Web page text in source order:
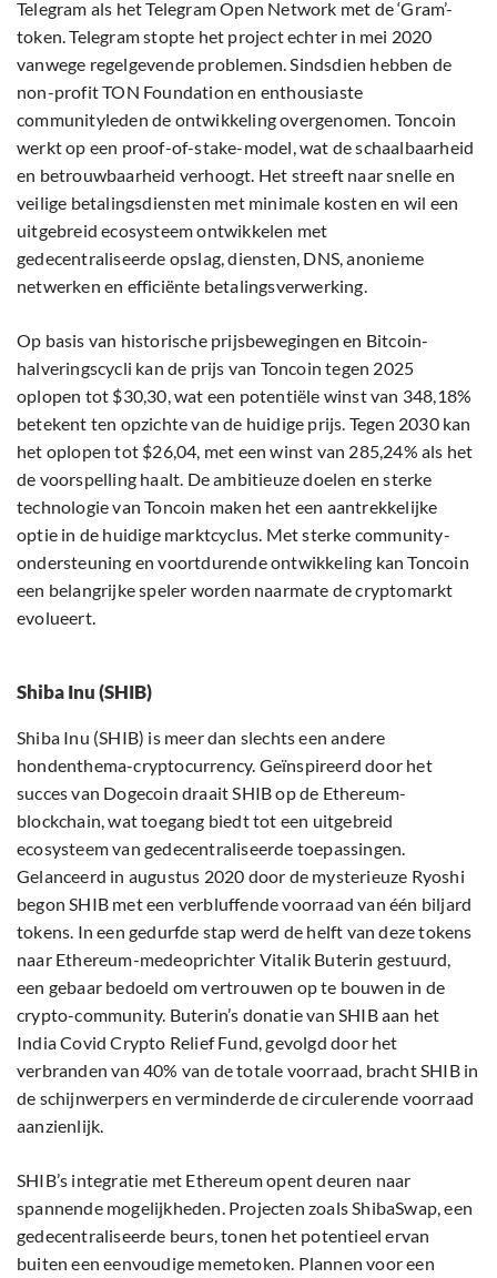
Telegram als het Telegram Open Network met de ‘Gram’-
token. Telegram stopte het project echter in mei 2020
vanwege regelgevende problemen. Sindsdien hebben de
non-profit TON Foundation en enthousiaste
communityleden de ontwikkeling overgenomen. Toncoin
werkt op een proof-of-stake-model, wat de schaalbaarheid
en betrouwbaarheid verhoogt. Het streeft naar snelle en
veilige betalingsdiensten met minimale kosten en wil een
uitgebreid ecosysteem ontwikkelen met
gedecentraliseerde opslag, diensten, DNS, anonieme
netwerken en efficiënte betalingsverwerking.
Op basis van historische prijsbewegingen en Bitcoin-
halveringscycli kan de prijs van Toncoin tegen 2025
oplopen tot $30,30, wat een potentiële winst van 348,18%
betekent ten opzichte van de huidige prijs. Tegen 2030 kan
het oplopen tot $26,04, met een winst van 285,24% als het
de voorspelling haalt. De ambitieuze doelen en sterke
technologie van Toncoin maken het een aantrekkelijke
optie in de huidige marktcyclus. Met sterke community-
ondersteuning en voortdurende ontwikkeling kan Toncoin
een belangrijke speler worden naarmate de cryptomarkt
evolueert.
Shiba Inu (SHIB)
Shiba Inu (SHIB) is meer dan slechts een andere
hondenthema-cryptocurrency. Geïnspireerd door het
succes van Dogecoin draait SHIB op de Ethereum-
blockchain, wat toegang biedt tot een uitgebreid
ecosysteem van gedecentraliseerde toepassingen.
Gelanceerd in augustus 2020 door de mysterieuze Ryoshi
begon SHIB met een verbluffende voorraad van één biljard
tokens. In een gedurfde stap werd de helft van deze tokens
naar Ethereum-medeoprichter Vitalik Buterin gestuurd,
een gebaar bedoeld om vertrouwen op te bouwen in de
crypto-community. Buterin’s donatie van SHIB aan het
India Covid Crypto Relief Fund, gevolgd door het
verbranden van 40% van de totale voorraad, bracht SHIB in
de schijnwerpers en verminderde de circulerende voorraad
aanzienlijk.
SHIB’s integratie met Ethereum opent deuren naar
spannende mogelijkheden. Projecten zoals ShibaSwap, een
gedecentraliseerde beurs, tonen het potentieel ervan
buiten een eenvoudige memetoken. Plannen voor een